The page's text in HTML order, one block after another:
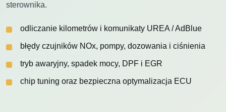
sterownika.
odliczanie kilometrów i komunikaty UREA / AdBlue
błędy czujników NOx, pompy, dozowania i ciśnienia
tryb awaryjny, spadek mocy, DPF i EGR
chip tuning oraz bezpieczna optymalizacja ECU